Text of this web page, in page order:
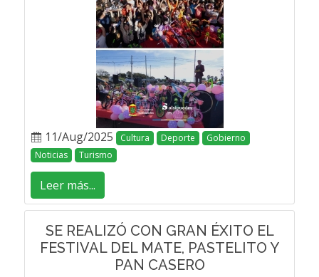
11/Aug/2025 Cultura Deporte
Gobierno
Noticias
Turismo
Leer más...
SE REALIZÓ CON GRAN ÉXITO EL
FESTIVAL DEL MATE, PASTELITO Y
PAN CASERO